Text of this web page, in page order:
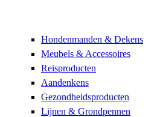
Hondenmanden & Dekens
Meubels & Accessoires
Reisproducten
Aandenkens
Gezondheidsproducten
Lijnen & Grondpennen